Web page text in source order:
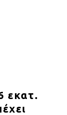
εκατ.